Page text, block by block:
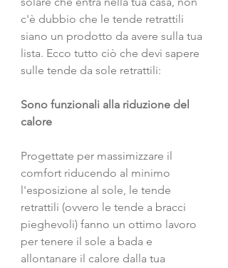
c'è dubbio che le tende retrattili
siano un prodotto da avere sulla tua
lista. Ecco tutto ciò che devi sapere
sulle tende da sole retrattili:
Sono funzionali alla riduzione del
calore
Progettate per massimizzare il
comfort riducendo al minimo
l'esposizione al sole, le tende
retrattili (ovvero le tende a bracci
pieghevoli) fanno un ottimo lavoro
per tenere il sole a bada e
allontanare il calore dalla tua